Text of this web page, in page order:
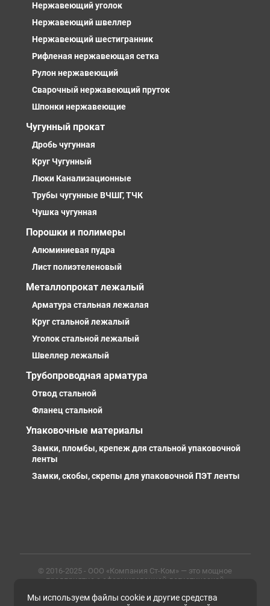
Нержавеющий уголок
Нержавеющий швеллер
Нержавеющий шестигранник
Рифленая нержавеющая сетка
Рулон нержавеющий
Сварочный нержавеющий пруток
Шпонки нержавеющие
Чугунный прокат
Дробь чугунная
Круг Чугунный
Люки Канализационные
Трубы чугунные ВЧШГ, ТЧК
Чушка чугунная
Порошки и полимеры
Алюминиевая пудра
Лист полиэтеленовый
Металлопрокат лежалый
Арматура стальная лежалая
Круг стальной лежалый
Уголок стальной лежалый
Швеллер лежалый
Трубопроводная арматура
Отвод стальной
Фланец стальной
Упаковочные материалы
Замки, пломбы, крепеж для стальной упаковочной
ленты
Замки, скобы, скрепы для упаковочной ПЭТ ленты
© 2016-2025 - ООО «Компания Ст-Ком» — это мощное
предприятие с сформированной логистической
профессиональными сотрудниками. Предлагаем
Мы используем файлы cookie и другие средства